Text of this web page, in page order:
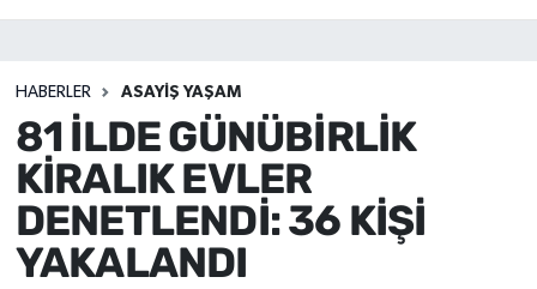
HABERLER ASAYIŞ YAŞAM
81 İLDE GÜNÜBİRLİK
KİRALIK EVLER
DENETLENDİ: 36 KİŞİ
YAKALANDI
Sağlık
Eğitim
Sivil Toplum